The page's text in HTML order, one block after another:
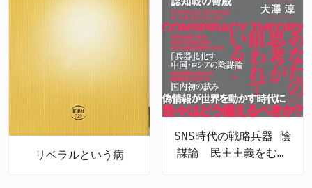
リベラルという病
SNS時代の戦略兵器 陰
謀論 民主主義をむし